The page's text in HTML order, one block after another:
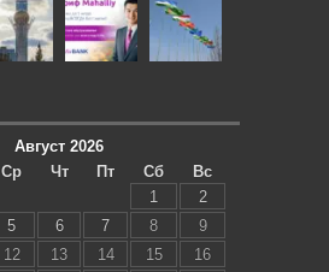
Август 2026
Ср Чт Пт Сб
Вс
1
2
5 6 7 8
9
12 13 14 15
16